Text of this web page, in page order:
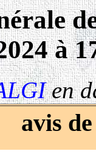
à
en
avis